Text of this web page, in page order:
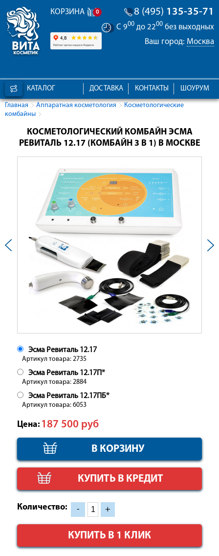
КОРЗИНА 0 8 (495) 135-35-71
С 900 до 2200 без выходных
Ваш город: Москва
КАТАЛОГ ШОУРУМ
КОНТАКТЫ
ДОСТАВКА
Главная Аппаратная косметология
Косметологические
комбайны
КОСМЕТОЛОГИЧЕСКИЙ КОМБАЙН ЭСМА
РЕВИТАЛЬ 12.17 (КОМБАЙН 3 В 1) В МОСКВЕ
Эсма Ревиталь 12.17
Артикул товара: 2735
Эсма Ревиталь 12.17П*
Артикул товара: 2884
Эсма Ревиталь 12.17ПБ*
Артикул товара: 6053
Цена: 187 500 руб
КУПИТЬ В КРЕДИТ
Количество: - +
КУПИТЬ В 1 КЛИК